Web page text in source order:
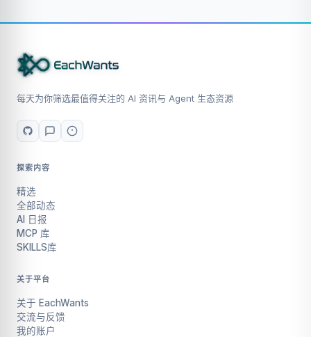
每天为你筛选最值得关注的 AI 资讯与 Agent 生态资源
探索内容
精选
全部动态
AI 日报
MCP 库
SKILLS库
关于平台
关于 EachWants
交流与反馈
我的账户